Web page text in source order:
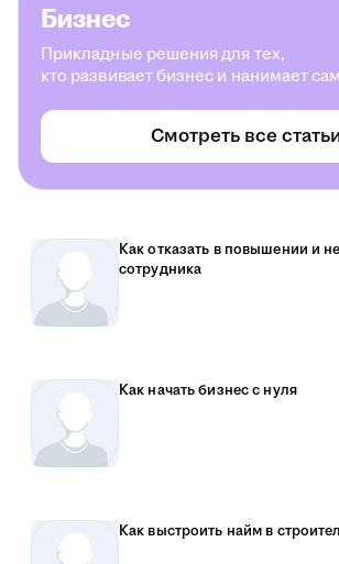
Бизнес
Прикладные решения для тех,
кто развивает бизнес и нанимает сам
Смотреть все
Как отказать в повышении и
сотрудника
Как начать бизнес с нуля
Как выстроить найм в